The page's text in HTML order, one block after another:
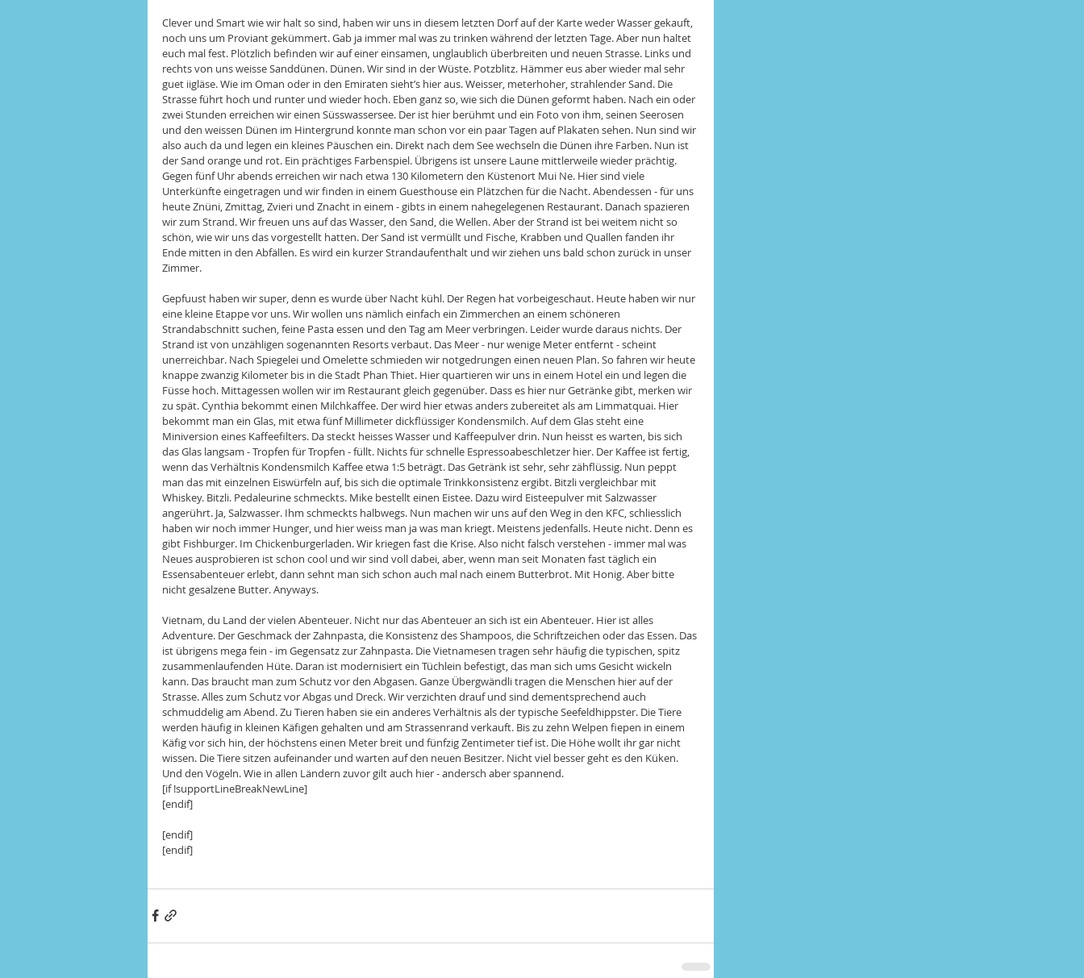
Clever und Smart wie wir halt so sind, haben wir uns in diesem letzten Dorf auf der Karte weder Wasser gekauft,
noch uns um Proviant gekümmert. Gab ja immer mal was zu trinken während der letzten Tage. Aber nun haltet
euch mal fest. Plötzlich befinden wir auf einer einsamen, unglaublich überbreiten und neuen Strasse. Links und
rechts von uns weisse Sanddünen. Dünen. Wir sind in der Wüste. Potzblitz. Hämmer eus aber wieder mal sehr
guet iigläse. Wie im Oman oder in den Emiraten sieht’s hier aus. Weisser, meterhoher, strahlender Sand. Die
Strasse führt hoch und runter und wieder hoch. Eben ganz so, wie sich die Dünen geformt haben. Nach ein oder
zwei Stunden erreichen wir einen Süsswassersee. Der ist hier berühmt und ein Foto von ihm, seinen Seerosen
und den weissen Dünen im Hintergrund konnte man schon vor ein paar Tagen auf Plakaten sehen. Nun sind wir
also auch da und legen ein kleines Päuschen ein. Direkt nach dem See wechseln die Dünen ihre Farben. Nun ist
der Sand orange und rot. Ein prächtiges Farbenspiel. Übrigens ist unsere Laune mittlerweile wieder prächtig.
Gegen fünf Uhr abends erreichen wir nach etwa 130 Kilometern den Küstenort Mui Ne. Hier sind viele
Unterkünfte eingetragen und wir finden in einem Guesthouse ein Plätzchen für die Nacht. Abendessen - für uns
heute Znüni, Zmittag, Zvieri und Znacht in einem - gibts in einem nahegelegenen Restaurant. Danach spazieren
wir zum Strand. Wir freuen uns auf das Wasser, den Sand, die Wellen. Aber der Strand ist bei weitem nicht so
schön, wie wir uns das vorgestellt hatten. Der Sand ist vermüllt und Fische, Krabben und Quallen fanden ihr
Ende mitten in den Abfällen. Es wird ein kurzer Strandaufenthalt und wir ziehen uns bald schon zurück in unser
Zimmer.
Gepfuust haben wir super, denn es wurde über Nacht kühl. Der Regen hat vorbeigeschaut. Heute haben wir nur
eine kleine Etappe vor uns. Wir wollen uns nämlich einfach ein Zimmerchen an einem schöneren
Strandabschnitt suchen, feine Pasta essen und den Tag am Meer verbringen. Leider wurde daraus nichts. Der
Strand ist von unzähligen sogenannten Resorts verbaut. Das Meer - nur wenige Meter entfernt - scheint
unerreichbar. Nach Spiegelei und Omelette schmieden wir notgedrungen einen neuen Plan. So fahren wir heute
knappe zwanzig Kilometer bis in die Stadt Phan Thiet. Hier quartieren wir uns in einem Hotel ein und legen die
Füsse hoch. Mittagessen wollen wir im Restaurant gleich gegenüber. Dass es hier nur Getränke gibt, merken wir
zu spät. Cynthia bekommt einen Milchkaffee. Der wird hier etwas anders zubereitet als am Limmatquai. Hier
bekommt man ein Glas, mit etwa fünf Millimeter dickflüssiger Kondensmilch. Auf dem Glas steht eine
Miniversion eines Kaffeefilters. Da steckt heisses Wasser und Kaffeepulver drin. Nun heisst es warten, bis sich
das Glas langsam - Tropfen für Tropfen - füllt. Nichts für schnelle Espressoabeschletzer hier. Der Kaffee ist fertig,
wenn das Verhältnis Kondensmilch Kaffee etwa 1:5 beträgt. Das Getränk ist sehr, sehr zähflüssig. Nun peppt
man das mit einzelnen Eiswürfeln auf, bis sich die optimale Trinkkonsistenz ergibt. Bitzli vergleichbar mit
Whiskey. Bitzli. Pedaleurine schmeckts. Mike bestellt einen Eistee. Dazu wird Eisteepulver mit Salzwasser
angerührt. Ja, Salzwasser. Ihm schmeckts halbwegs. Nun machen wir uns auf den Weg in den KFC, schliesslich
haben wir noch immer Hunger, und hier weiss man ja was man kriegt. Meistens jedenfalls. Heute nicht. Denn es
gibt Fishburger. Im Chickenburgerladen. Wir kriegen fast die Krise. Also nicht falsch verstehen - immer mal was
Neues ausprobieren ist schon cool und wir sind voll dabei, aber, wenn man seit Monaten fast täglich ein
Essensabenteuer erlebt, dann sehnt man sich schon auch mal nach einem Butterbrot. Mit Honig. Aber bitte
nicht gesalzene Butter. Anyways.
Vietnam, du Land der vielen Abenteuer. Nicht nur das Abenteuer an sich ist ein Abenteuer. Hier ist alles
Adventure. Der Geschmack der Zahnpasta, die Konsistenz des Shampoos, die Schriftzeichen oder das Essen. Das
ist übrigens mega fein - im Gegensatz zur Zahnpasta. Die Vietnamesen tragen sehr häufig die typischen, spitz
zusammenlaufenden Hüte. Daran ist modernisiert ein Tüchlein befestigt, das man sich ums Gesicht wickeln
kann. Das braucht man zum Schutz vor den Abgasen. Ganze Übergwändli tragen die Menschen hier auf der
Strasse. Alles zum Schutz vor Abgas und Dreck. Wir verzichten drauf und sind dementsprechend auch
schmuddelig am Abend. Zu Tieren haben sie ein anderes Verhältnis als der typische Seefeldhippster. Die Tiere
werden häufig in kleinen Käfigen gehalten und am Strassenrand verkauft. Bis zu zehn Welpen fiepen in einem
Käfig vor sich hin, der höchstens einen Meter breit und fünfzig Zentimeter tief ist. Die Höhe wollt ihr gar nicht
wissen. Die Tiere sitzen aufeinander und warten auf den neuen Besitzer. Nicht viel besser geht es den Küken.
Und den Vögeln. Wie in allen Ländern zuvor gilt auch hier - andersch aber spannend.
[if !supportLineBreakNewLine]
[endif]
[endif]
[endif]